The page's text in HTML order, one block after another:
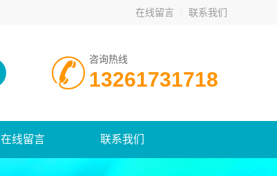
在线留言 联系我们
咨询热线
13261731718
在线留言 联系我们